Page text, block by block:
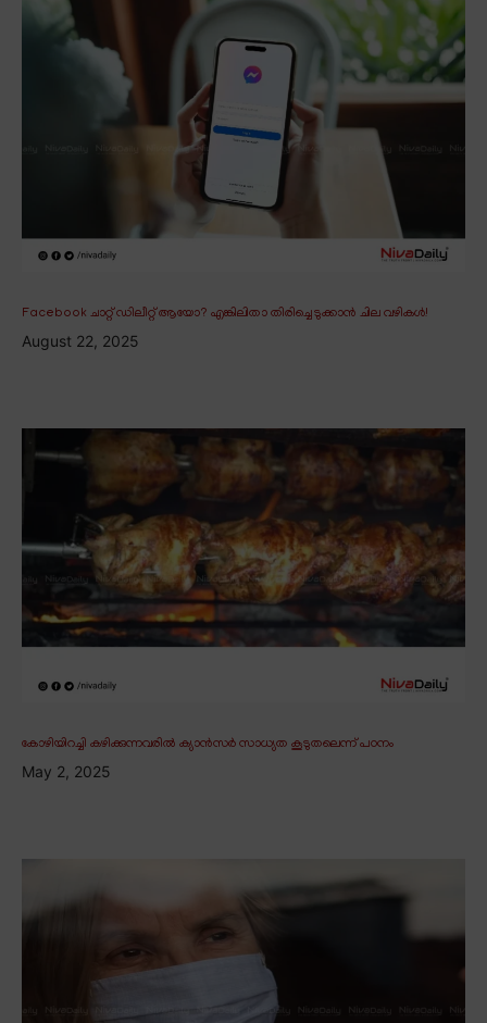
Facebook ചാറ്റ് ഡിലീറ്റ് ആയോ? എങ്കിലിതാ തിരിച്ചെടുക്കാൻ ചില വഴികൾ!
August 22, 2025
കോഴിയിറച്ചി കഴിക്കുന്നവരിൽ ക്യാൻസർ സാധ്യത കൂടുതലെന്ന് പഠനം
May 2, 2025